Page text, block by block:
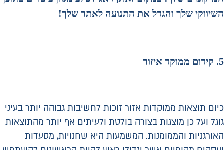
השיווקי שלך והגדל את התנועה לאתר שלך!
5. קידום ממוקד איזור
כיום תוצאות ממוקדות אזור זוכות לחשיבות גבוהה יותר בעיני
גוגל ועל כן מוצגות בצורה בולטת ולעיתים אף יותר מהתוצאות
האורגניות והממומנות. המשמעות היא שחנויות, מסעדות